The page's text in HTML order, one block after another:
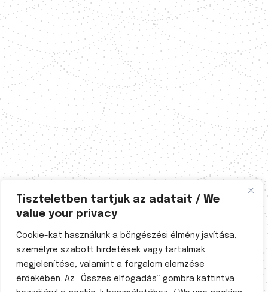
Tiszteletben tartjuk az adatait / We
value your privacy
Cookie-kat használunk a böngészési élmény javítása,
személyre szabott hirdetések vagy tartalmak
megjelenítése, valamint a forgalom elemzése
érdekében. Az „Összes elfogadás” gombra kattintva